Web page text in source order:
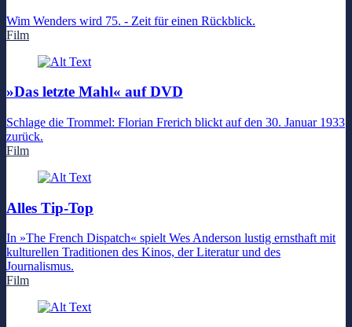
Wim Wenders wird 75. - Zeit für einen Rückblick.
Film
»Das letzte Mahl« auf DVD
Schlage die Trommel: Florian Frerich blickt auf den 30. Januar 1933
zurück.
Film
Alles Tip-Top
In »The French Dispatch« spielt Wes Anderson lustig ernsthaft mit
kulturellen Traditionen des Kinos, der Literatur und des
Journalismus.
Film